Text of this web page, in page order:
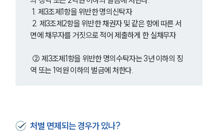
1. 제3조제1항을 위반한 명의신탁자
면에 채무자를 거짓으로 적어 제출하게 한 실채무자
역 또는 1억원 이하의 벌금에 처한다.
처벌 면제되는 경우가 있나?